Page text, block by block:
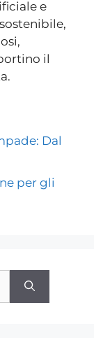
e
il
Dal
per gli